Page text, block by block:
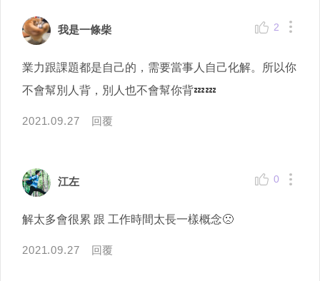
我是一條柴 2
業力跟課題都是自己的，需要當事人自己化解。所以你
不會幫別人背，別人也不會幫你背💤💤
2021.09.27 回覆
江左 0
解太多會很累 跟 工作時間太長一樣概念🙁
2021.09.27 回覆